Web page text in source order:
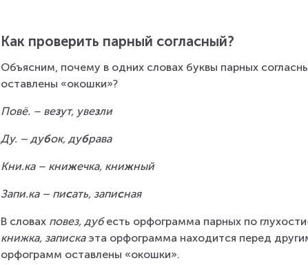
Как проверить парный согласный?
Объясним, почему в одних словах буквы парных
оставлены «окошки»?
Повё. – везут, увезли
Ду. – дубок, дубрава
Кни.ка – книжечка, книжный
Запи.ка – писать, записная
В словах повез, дуб есть орфограмма парных по
книжка, записка эта орфограмма находится перед
орфограмм оставлены «окошки».